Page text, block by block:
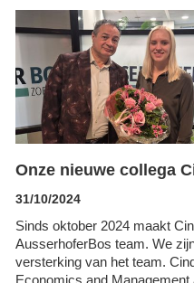
Onze nieuwe collega
31/10/2024
Sinds oktober 2024 maakt
AusserhoferBos team. We
versterking van het team.